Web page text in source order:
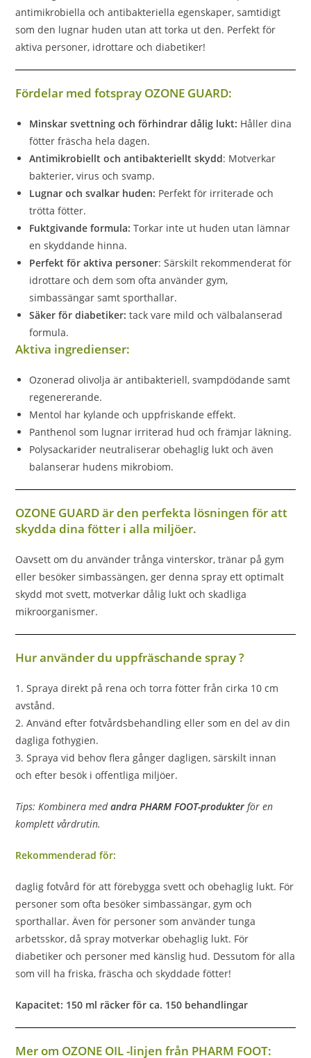
antimikrobiella och antibakteriella egenskaper, samtidigt
som den lugnar huden utan att torka ut den. Perfekt för
aktiva personer, idrottare och diabetiker!
Fördelar med fotspray OZONE GUARD:
Minskar svettning och förhindrar dålig lukt: Håller dina
fötter fräscha hela dagen.
Antimikrobiellt och antibakteriellt skydd: Motverkar
bakterier, virus och svamp.
Lugnar och svalkar huden: Perfekt för irriterade och
trötta fötter.
Fuktgivande formula:Torkar inte ut huden utan lämnar
en skyddande hinna.
Perfekt för aktiva personer: Särskilt rekommenderat för
idrottare och dem som ofta använder gym,
simbassängar samt sporthallar.
Säker för diabetiker: tack vare mild och välbalanserad
formula.
Aktiva ingredienser:
Ozonerad olivolja är antibakteriell, svampdödande samt
regenererande.
Mentol har kylande och uppfriskande effekt.
Panthenol som lugnar irriterad hud och främjar läkning.
Polysackarider neutraliserar obehaglig lukt och även
balanserar hudens mikrobiom.
OZONE GUARD är den perfekta lösningen för att
skydda dina fötter i alla miljöer.
Oavsett om du använder trånga vinterskor, tränar på gym
eller besöker simbassängen, ger denna spray ett optimalt
skydd mot svett, motverkar dålig lukt och skadliga
mikroorganismer.
Hur använder du uppfräschande spray ?
1. Spraya direkt på rena och torra fötter från cirka 10 cm
avstånd.
2. Använd efter fotvårdsbehandling eller som en del av din
dagliga fothygien.
3. Spraya vid behov flera gånger dagligen, särskilt innan
och efter besök i offentliga miljöer.
Tips: Kombinera medandraPHARM FOOT-produkter för en
komplett vårdrutin.
Rekommenderad för:
daglig fotvård för att förebygga svett och obehaglig lukt. För
personer som ofta besöker simbassängar, gym och
sporthallar. Även för personer som använder tunga
arbetsskor, då spray motverkar obehaglig lukt. För
diabetiker och personer med känslig hud. Dessutom för alla
som vill ha friska, fräscha och skyddade fötter!
Kapacitet: 150 ml räcker för ca. 150 behandlingar
Mer om OZONE OIL -linjen från PHARM FOOT: